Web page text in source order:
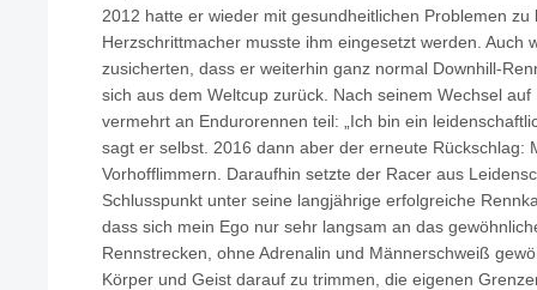
2012 hatte er wieder mit gesundheitlichen Problemen zu
Herzschrittmacher musste ihm eingesetzt werden. Auch
zusicherten, dass er weiterhin ganz normal Downhill-
sich aus dem Weltcup zurück. Nach seinem Wechsel
vermehrt an Endurorennen teil: „Ich bin ein
sagt er selbst. 2016 dann aber der erneute Rückschlag:
Vorhofflimmern. Daraufhin setzte der Racer aus
Schlusspunkt unter seine langjährige erfolgreiche
dass sich mein Ego nur sehr langsam an das
Rennstrecken, ohne Adrenalin und Männerschweiß
Körper und Geist darauf zu trimmen, die eigenen